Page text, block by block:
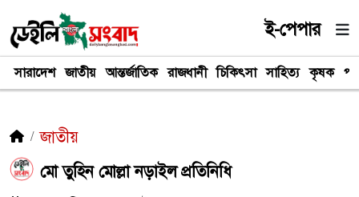
ই-পেপার
সারাদেশ জাতীয় আন্তর্জাতিক রাজধানী চিকিৎসা সাহিত্য কৃষক
জাতীয়
মো তুহিন মোল্লা নড়াইল প্রতিনিধি